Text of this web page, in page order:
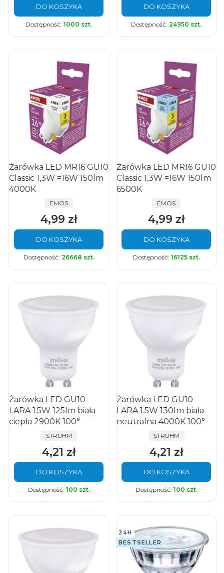
DO KOSZYKA
Dostępność: 1000 szt.
DO KOSZYKA
Dostępność: 24950 szt.
Żarówka LED MR16 GU10
Classic 1,3W =16W 150lm
4000K
PRODUCENT
EMOS
Cena
4,99 zł
DO KOSZYKA
Dostępność: 26668 szt.
Żarówka LED MR16 GU10
Classic 1,3W =16W 150lm
6500K
PRODUCENT
EMOS
Cena
4,99 zł
DO KOSZYKA
Dostępność: 16125 szt.
Żarówka LED GU10
LARA 1.5W 125lm biała
ciepła 2900K 100°
PRODUCENT
STRÜHM
Cena
4,21 zł
DO KOSZYKA
Dostępność: 100 szt.
Żarówka LED GU10
LARA 1.5W 130lm biała
neutralna 4000K 100°
PRODUCENT
STRÜHM
Cena
4,21 zł
DO KOSZYKA
Dostępność: 100 szt.
24H
BESTSELLER